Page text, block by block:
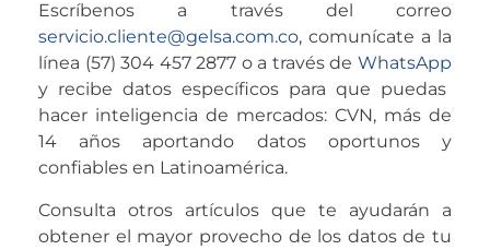
Escríbenos a través del correo
servicio.cliente@gelsa.com.co, comunícate a la
línea (57) 304 457 2877 o a través de WhatsApp
y recibe datos específicos para que puedas
hacer inteligencia de mercados: CVN, más de
14 años aportando datos oportunos y
confiables en Latinoamérica.
Consulta otros artículos que te ayudarán a
obtener el mayor provecho de los datos de tu